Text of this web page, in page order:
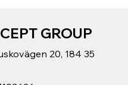
20, 184 35
GROUP